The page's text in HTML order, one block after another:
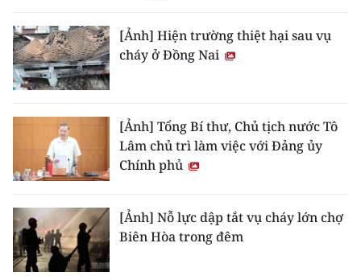
[Ảnh] Hiện trường thiệt hại sau vụ
cháy ở Đồng Nai
[Ảnh] Tổng Bí thư, Chủ tịch nước Tô
Lâm chủ trì làm việc với Đảng ủy
Chính phủ
[Ảnh] Nỗ lực dập tắt vụ cháy lớn chợ
Biên Hòa trong đêm